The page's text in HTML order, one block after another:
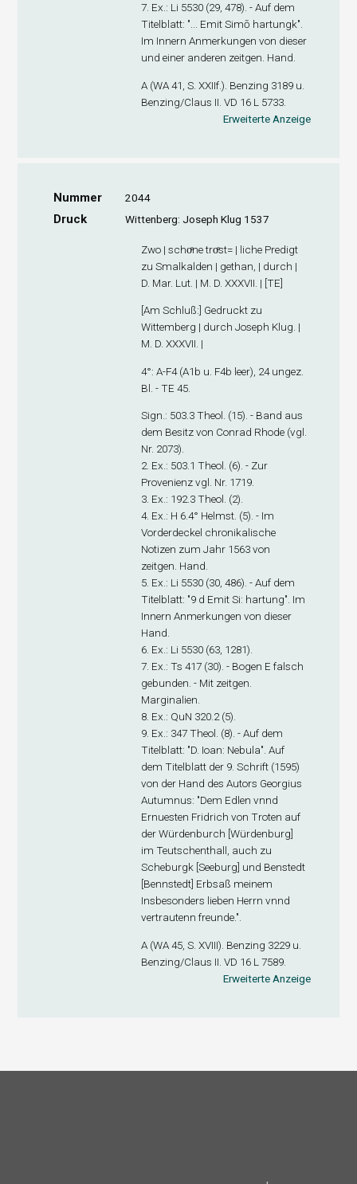
7. Ex.: Li 5530 (29, 478). - Auf dem
Titelblatt: "... Emit Simō hartungk".
Im Innern Anmerkungen von dieser
und einer anderen zeitgen. Hand.
A (WA 41, S. XXIIf.). Benzing 3189 u.
Benzing/Claus II. VD 16 L 5733.
Erweiterte Anzeige
Nummer 2044
Druck Wittenberg: Joseph Klug 1537
Zwo | schoͤne troͤst= | liche Predigt
zu Smalkalden | gethan, | durch |
D. Mar. Lut. | M. D. XXXVII. | [TE]
[Am Schluß:] Gedruckt zu
Wittemberg | durch Joseph Klug. |
M. D. XXXVII. |
4°: A-F4(A1b u. F4b leer), 24 ungez.
Bl. - TE 45.
Sign.: 503.3 Theol. (15). - Band aus
dem Besitz von Conrad Rhode (vgl.
Nr. 2073).
2. Ex.: 503.1 Theol. (6). - Zur
Provenienz vgl. Nr. 1719.
3. Ex.: 192.3 Theol. (2).
4. Ex.: H 6.4° Helmst. (5). - Im
Vorderdeckel chronikalische
Notizen zum Jahr 1563 von
zeitgen. Hand.
5. Ex.: Li 5530 (30, 486). - Auf dem
Titelblatt: "9 d Emit Si: hartung". Im
Innern Anmerkungen von dieser
Hand.
6. Ex.: Li 5530 (63, 1281).
7. Ex.: Ts 417 (30). - Bogen E falsch
gebunden. - Mit zeitgen.
Marginalien.
8. Ex.: QuN 320.2 (5).
9. Ex.: 347 Theol. (8). - Auf dem
Titelblatt: "D. Ioan: Nebula". Auf
dem Titelblatt der 9. Schrift (1595)
von der Hand des Autors Georgius
Autumnus: "Dem Edlen vnnd
Ernuesten Fridrich von Troten auf
der Würdenburch [Würdenburg]
im Teutschenthall, auch zu
Scheburgk [Seeburg] und Benstedt
[Bennstedt] Erbsaß meinem
Insbesonders lieben Herrn vnnd
vertrautenn freunde.".
A (WA 45, S. XVIII). Benzing 3229 u.
Benzing/Claus II. VD 16 L 7589.
Erweiterte Anzeige